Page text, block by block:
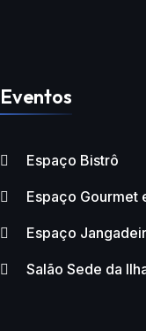
Eventos
Espaço Bistrô
Espaço Gourmet
Espaço
Salão Sede da